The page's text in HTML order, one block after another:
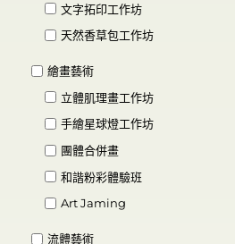
文字拓印工作坊
天然香草包工作坊
繪畫藝術
立體肌理畫工作坊
手繪星球燈工作坊
團體合併畫
和諧粉彩體驗班
Art Jaming
流體藝術